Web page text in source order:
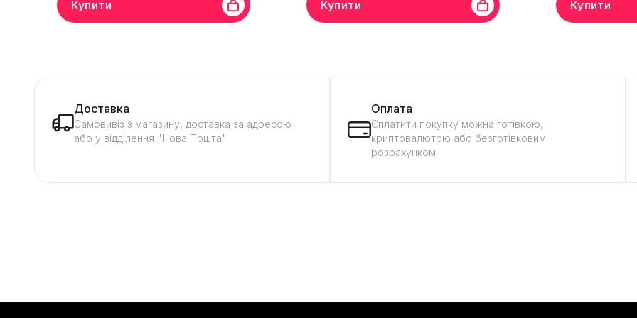
Купити Купити Купити
Доставка
Самовивіз з магазину, доставка за адресою
або у відділення "Нова Пошта"
Оплата
Сплатити покупку можна готівкою,
криптовалютою або безготівковим
розрахунком